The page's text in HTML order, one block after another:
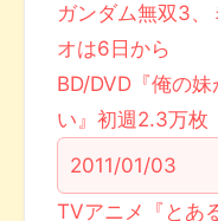
ガンダム無双3、
オは6日から
BD/DVD『俺の
い』初週2.3万枚
2011/01/03
TVアニメ『とあ